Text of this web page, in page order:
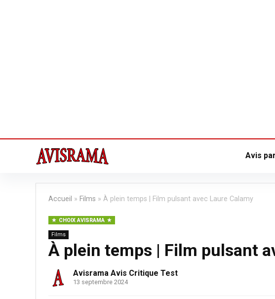
Avis
Accueil » Films » À plein temps | Film pulsant avec Laure Calamy
CHOIX AVISRAMA
Films
À plein temps | Film pulsant
Avisrama Avis Critique Test
13 septembre 2024